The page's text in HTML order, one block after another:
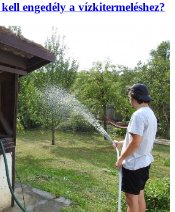
engedély a vízkitermeléshez?